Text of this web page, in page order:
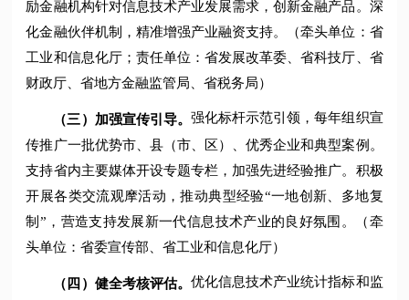
励金融机构针对信息技术产业发展需求，创新金融产品。深
化金融伙伴机制，精准增强产业融资支持。（牵头单位：省
工业和信息化厅；责任单位：省发展改革委、省科技厅、省
财政厅、省地方金融监管局、省税务局）
（三）加强宣传引导。 强化标杆示范引领，每年组织宣
传推广一批优势市、县（市、区）、优秀企业和典型案例。
支持省内主要媒体开设专题专栏，加强先进经验推广。积极
开展各类交流观摩活动，推动典型经验“一地创新、多地复
制”，营造支持发展新一代信息技术产业的良好氛围。（牵
头单位：省委宣传部、省工业和信息化厅）
（四）健全考核评估。 优化信息技术产业统计指标和监